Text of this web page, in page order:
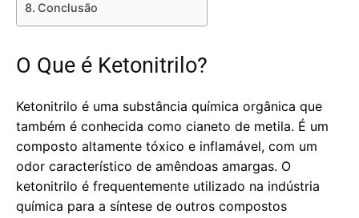
Conclusão
O Que é Ketonitrilo?
Ketonitrilo é uma substância química orgânica que
também é conhecida como cianeto de metila. É um
composto altamente tóxico e inflamável, com um
odor característico de amêndoas amargas. O
ketonitrilo é frequentemente utilizado na indústria
química para a síntese de outros compostos